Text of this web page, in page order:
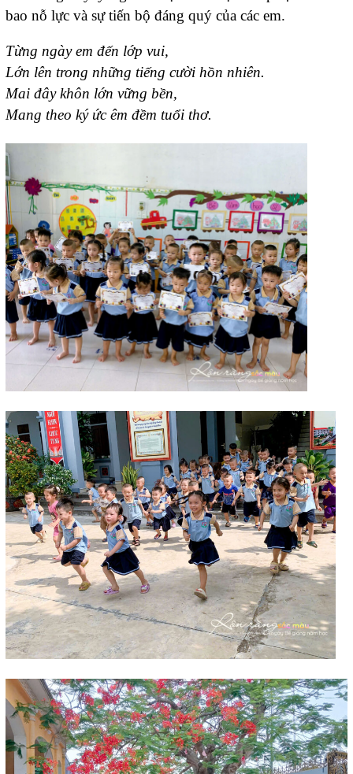
bao nỗ lực và sự tiến bộ đáng quý của các em.
Từng ngày em đến lớp vui,
Lớn lên trong những tiếng cười hồn nhiên.
Mai đây khôn lớn vững bền,
Mang theo ký ức êm đềm tuổi thơ.